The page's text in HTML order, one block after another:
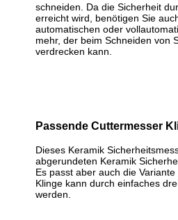
schneiden. Da die Sicherheit
erreicht wird, benötigen Sie
automatischen oder
mehr, der beim Schneiden von
verdrecken kann.
Passende Cuttermesser
Dieses Keramik
abgerundeten Keramik
Es passt aber auch die
Klinge kann durch einfaches
werden.